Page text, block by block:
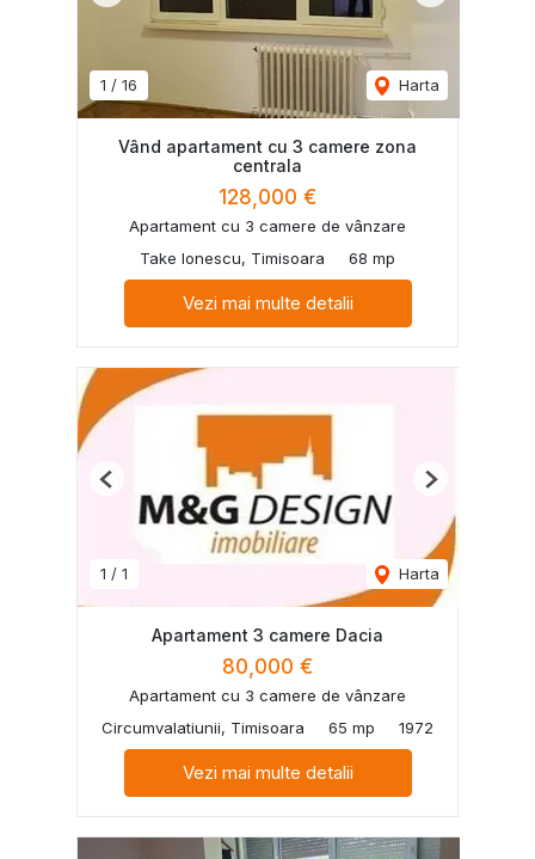
1 / 16 Harta
Vând apartament cu 3 camere zona
centrala
128,000 €
Apartament cu 3 camere de vânzare
Take Ionescu, Timisoara
68 mp
Vezi mai multe detalii
1 / 1 Harta
Previous Next
Apartament 3 camere Dacia
80,000 €
Apartament cu 3 camere de vânzare
Circumvalatiunii, Timisoara
65 mp 1972
Vezi mai multe detalii